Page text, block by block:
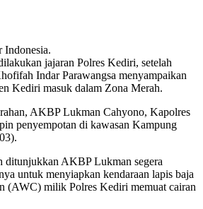
Indonesia.
jajaran Polres Kediri, setelah
Indar Parawangsa menyampaikan
Kediri masuk dalam Zona Merah.
AKBP Lukman Cahyono, Kapolres
penyempotan di kawasan Kampung
ditunjukkan AKBP Lukman segera
untuk menyiapkan kendaraan lapis baja
(AWC) milik Polres Kediri memuat cairan